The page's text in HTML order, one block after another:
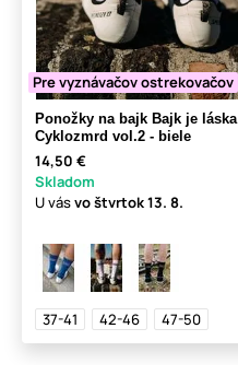
Pre vyznávačov ostrekovačov
Ponožky na bajk Bajk je láska
Cyklozmrd vol.2 - biele
14,50 €
Skladom
U vásvo štvrtok13. 8.
37-41 42-46 47-50